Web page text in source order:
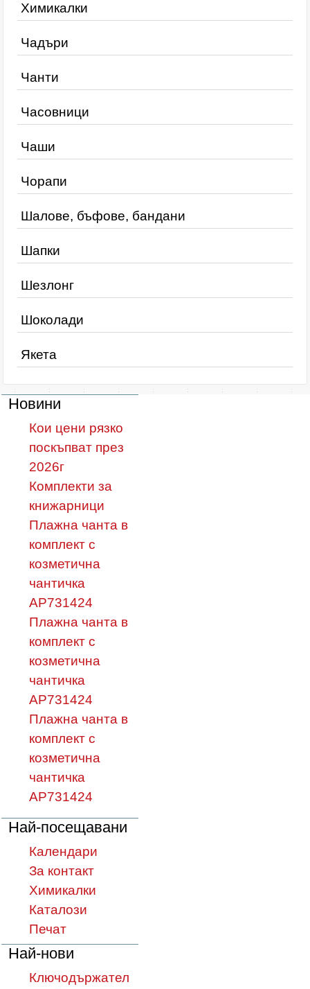
Химикалки
Чадъри
Чанти
Часовници
Чаши
Чорапи
Шалове, бъфове, бандани
Шапки
Шезлонг
Шоколади
Якета
Новини
Кои цени рязко
поскъпват през
2026г
Комплекти за
книжарници
Плажнa чантa в
комплект с
козметична
чантичка
AP731424
Плажнa чантa в
комплект с
козметична
чантичка
AP731424
Плажнa чантa в
комплект с
козметична
чантичка
AP731424
Най-посещавани
Календари
За контакт
Химикалки
Каталози
Печат
Най-нови
Ключодържател